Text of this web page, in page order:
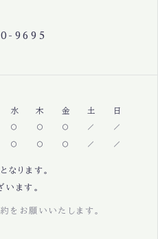
9695
水 木 金 土 日
ります。
ます。
をお願いいたします。